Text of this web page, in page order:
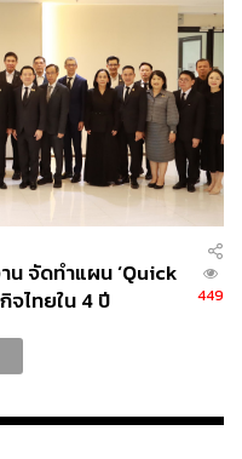
น จัดทำแผน ‘Quick
จไทยใน 4 ปี
449